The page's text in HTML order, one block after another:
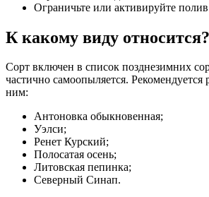
Ограничьте или активируйте
К какому виду относится?
Сорт включен в список позднезимних
частично самоопыляется. Рекомендуется
ним:
Антоновка обыкновенная;
Уэлси;
Ренет Курский;
Полосатая осень;
Литовская пепинка;
Северный Синап.